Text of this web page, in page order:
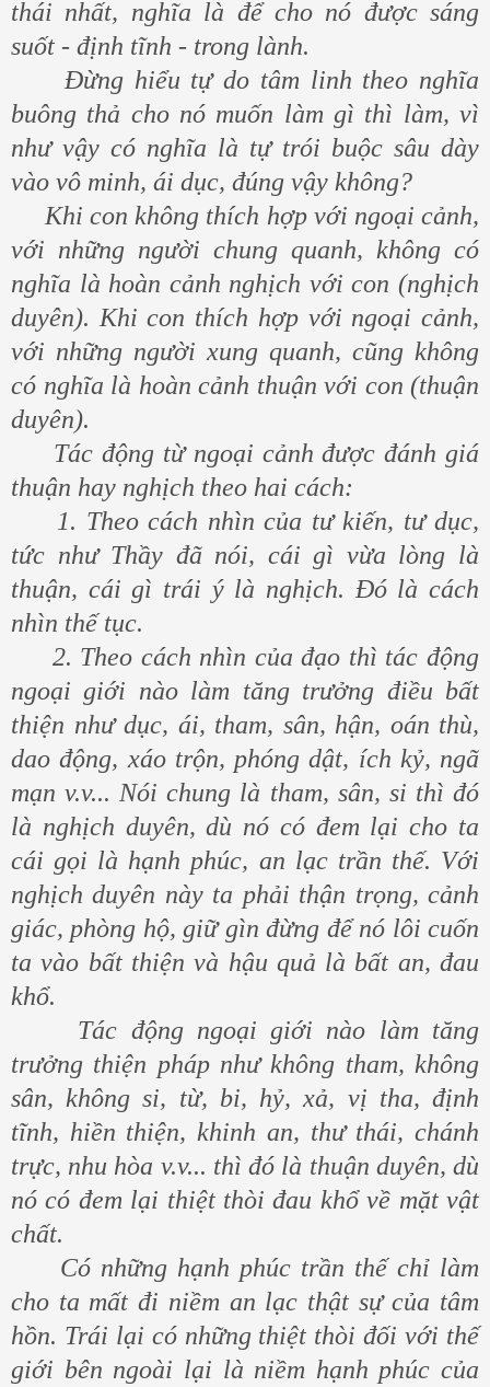
thái nhất, nghĩa là để cho nó được sáng
suốt - định tĩnh - trong lành.
Đừng hiểu tự do tâm linh theo nghĩa
buông thả cho nó muốn làm gì thì làm, vì
như vậy có nghĩa là tự trói buộc sâu dày
vào vô minh, ái dục, đúng vậy không?
Khi con không thích hợp với ngoại cảnh,
với những người chung quanh, không có
nghĩa là hoàn cảnh nghịch với con (nghịch
duyên). Khi con thích hợp với ngoại cảnh,
với những người xung quanh, cũng không
có nghĩa là hoàn cảnh thuận với con (thuận
duyên).
Tác động từ ngoại cảnh được đánh giá
thuận hay nghịch theo hai cách:
1. Theo cách nhìn của tư kiến, tư dục,
tức như Thầy đã nói, cái gì vừa lòng là
thuận, cái gì trái ý là nghịch. Đó là cách
nhìn thế tục.
2. Theo cách nhìn của đạo thì tác động
ngoại giới nào làm tăng trưởng điều bất
thiện như dục, ái, tham, sân, hận, oán thù,
dao động, xáo trộn, phóng dật, ích kỷ, ngã
mạn v.v... Nói chung là tham, sân, si thì đó
là nghịch duyên, dù nó có đem lại cho ta
cái gọi là hạnh phúc, an lạc trần thế. Với
nghịch duyên này ta phải thận trọng, cảnh
giác, phòng hộ, giữ gìn đừng để nó lôi cuốn
ta vào bất thiện và hậu quả là bất an, đau
khổ.
Tác động ngoại giới nào làm tăng
trưởng thiện pháp như không tham, không
sân, không si, từ, bi, hỷ, xả, vị tha, định
tĩnh, hiền thiện, khinh an, thư thái, chánh
trực, nhu hòa v.v... thì đó là thuận duyên, dù
nó có đem lại thiệt thòi đau khổ về mặt vật
chất.
Có những hạnh phúc trần thế chỉ làm
cho ta mất đi niềm an lạc thật sự của tâm
hồn. Trái lại có những thiệt thòi đối với thế
giới bên ngoài lại là niềm hạnh phúc của